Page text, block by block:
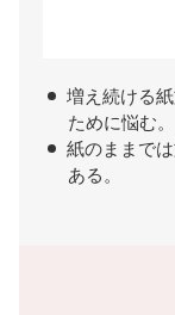
増え続ける
ために悩む。
紙のままで
ある。